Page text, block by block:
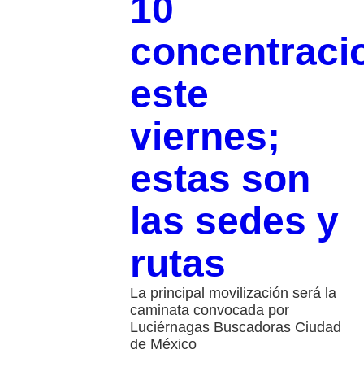
10
este
viernes;
estas son
las sedes y
rutas
La principal movilización será la
caminata convocada por
Luciérnagas Buscadoras Ciudad
de México